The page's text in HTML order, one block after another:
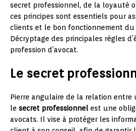
secret professionnel, de la loyauté
ces principes sont essentiels pour
clients et le bon fonctionnement du
Décryptage des principales règles
profession d’avocat.
Le secret
Pierre angulaire de la relation entre
le secret professionnel est une
avocats. Il vise à protéger les